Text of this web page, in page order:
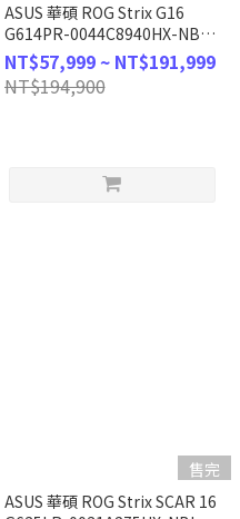
FHD+/144Hz/16)
ASUS 華碩 ROG Strix G16
G614PR-0044C8940HX-NBL
(R9-8940HX/16G/RTX
5070Ti/1TB
PCIe/W11/2.5K/165Hz/16) 客
NT$57,999 ~ NT$191,999
NT$194,900
售完
ASUS 華碩 ROG Strix SCAR 16